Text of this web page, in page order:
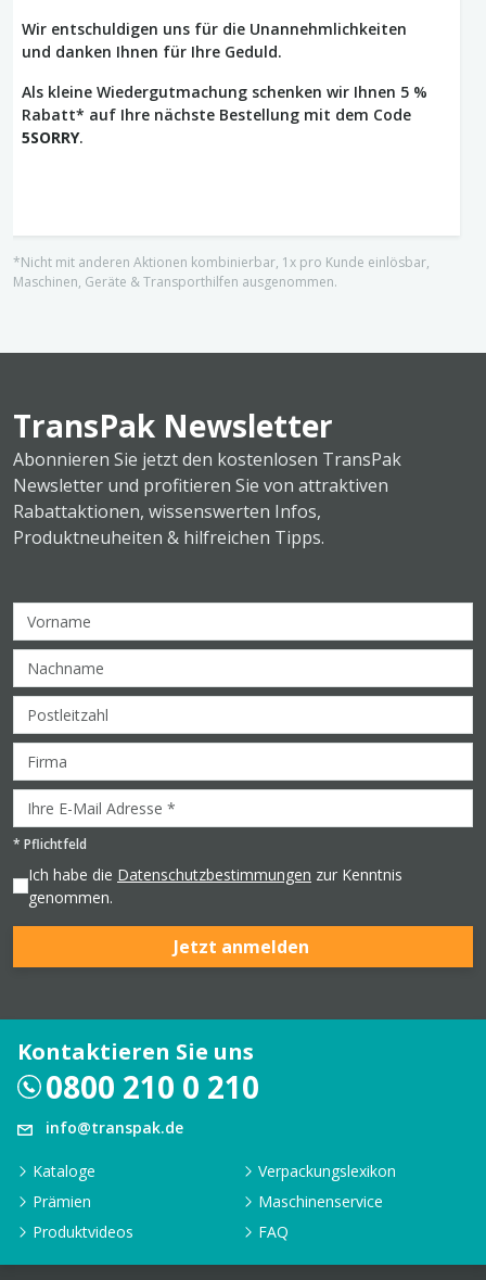
Wir entschuldigen uns für die Unannehmlichkeiten
und danken Ihnen für Ihre Geduld.
Als kleine Wiedergutmachung schenken wir Ihnen 5 %
Rabatt* auf Ihre nächste Bestellung mit dem Code
5SORRY.
*Nicht mit anderen Aktionen kombinierbar, 1x pro Kunde einlösbar,
Maschinen, Geräte & Transporthilfen ausgenommen.
TransPak Newsletter
Abonnieren Sie jetzt den kostenlosen TransPak
Newsletter und profitieren Sie von attraktiven
Rabattaktionen, wissenswerten Infos,
Produktneuheiten & hilfreichen Tipps.
* Pflichtfeld
Ich habe die Datenschutzbestimmungen zur Kenntnis
genommen.
Jetzt anmelden
Kontaktieren Sie uns
0800 210 0 210
info@transpak.de
Kataloge
Verpackungslexikon
Prämien
Maschinenservice
Produktvideos
FAQ